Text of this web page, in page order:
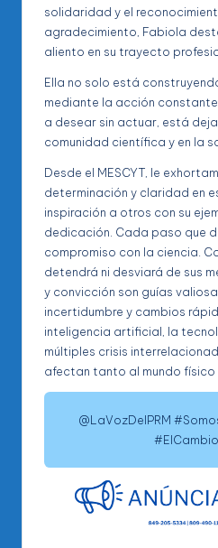
solidaridad y el
agradecimiento, Fabiola
aliento en su trayecto
Ella no solo está
mediante la acción
a desear sin actuar, está
comunidad científica y en la
Desde el MESCYT, le
determinación y claridad en
inspiración a otros con su
dedicación. Cada paso que
compromiso con la ciencia.
detendrá ni desviará de sus
y convicción son guías
incertidumbre y cambios
inteligencia artificial, la
múltiples crisis
afectan tanto al mundo físico
@LaVozDelPRM